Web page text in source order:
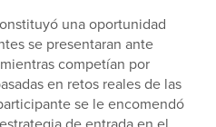
una oportunidad
se presentaran ante
competían por
en retos reales de las
se le encomendó